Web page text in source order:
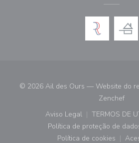
© 2026 Ail des Ours — Website do
Zenchef
Aviso Legal
((abre numa nova
TERMOS DE
Política de proteção de
((abre
Política de cookies